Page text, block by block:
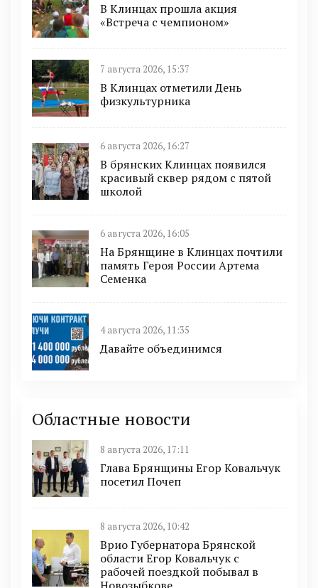
В Клинцах прошла акция
«Встреча с чемпионом»
7 августа 2026, 15:37
В Клинцах отметили День
физкультурника
6 августа 2026, 16:27
В брянских Клинцах появился
красивый сквер рядом с пятой
школой
6 августа 2026, 16:05
На Брянщине в Клинцах почтили
память Героя России Артема
Семенка
4 августа 2026, 11:35
Давайте объединимся
Областные новости
8 августа 2026, 17:11
Глава Брянщины Егор Ковальчук
посетил Почеп
8 августа 2026, 10:42
Врио Губернатора Брянской
области Егор Ковальчук с
рабочей поездкой побывал в